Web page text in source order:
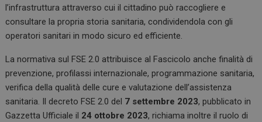
l’infrastruttura attraverso cui il cittadino può raccogliere e
consultare la propria storia sanitaria, condividendola con gli
operatori sanitari in modo sicuro ed efficiente.
La normativa sul FSE 2.0 attribuisce al Fascicolo anche finalità di
prevenzione, profilassi internazionale, programmazione sanitaria,
verifica della qualità delle cure e valutazione dell’assistenza
sanitaria. Il decreto FSE 2.0 del 7 settembre 2023, pubblicato in
Gazzetta Ufficiale il 24 ottobre 2023, richiama inoltre il ruolo di